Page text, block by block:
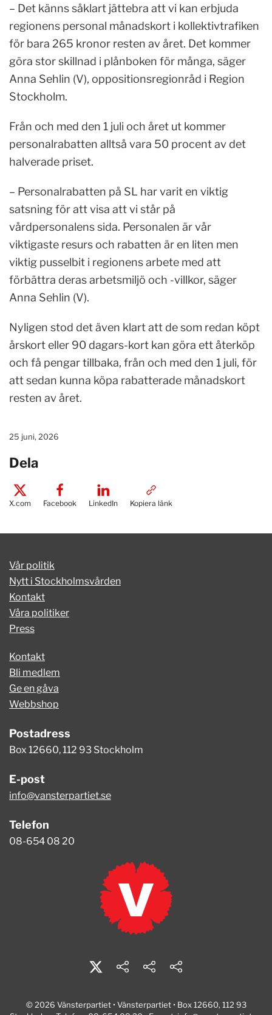
– Det känns såklart jättebra att vi kan erbjuda
regionens personal månadskort i kollektivtrafiken
för bara 265 kronor resten av året. Det kommer
göra stor skillnad i plånboken för många, säger
Anna Sehlin (V), oppositionsregionråd i Region
Stockholm.
Från och med den 1 juli och året ut kommer
personalrabatten alltså vara 50 procent av det
halverade priset.
– Personalrabatten på SL har varit en viktig
satsning för att visa att vi står på
vårdpersonalens sida. Personalen är vår
viktigaste resurs och rabatten är en liten men
viktig pusselbit i regionens arbete med att
förbättra deras arbetsmiljö och -villkor, säger
Anna Sehlin (V).
Nyligen stod det även klart att de som redan köpt
årskort eller 90 dagars-kort kan göra ett återköp
och få pengar tillbaka, från och med den 1 juli, för
att sedan kunna köpa rabatterade månadskort
resten av året.
25 juni, 2026
Dela
X.com Facebook LinkedIn Kopiera länk
Vår politik
Nytt i Stockholmsvården
Kontakt
Våra politiker
Press
Kontakt
Bli medlem
Ge en gåva
Webbshop
Postadress
Box 12660, 112 93 Stockholm
E-post
info@vansterpartiet.se
Telefon
08-654 08 20
© 2026 Vänsterpartiet • Vänsterpartiet • Box 12660, 112 93